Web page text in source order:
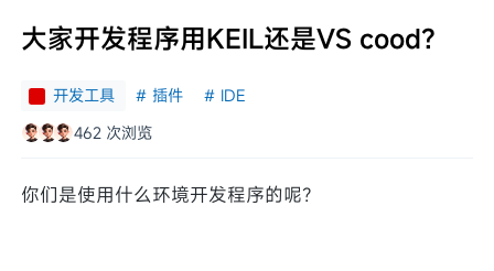
大家开发程序用KEIL还是VS cood？
开发工具 # 插件 # IDE
462 次浏览
你们是使用什么环境开发程序的呢？